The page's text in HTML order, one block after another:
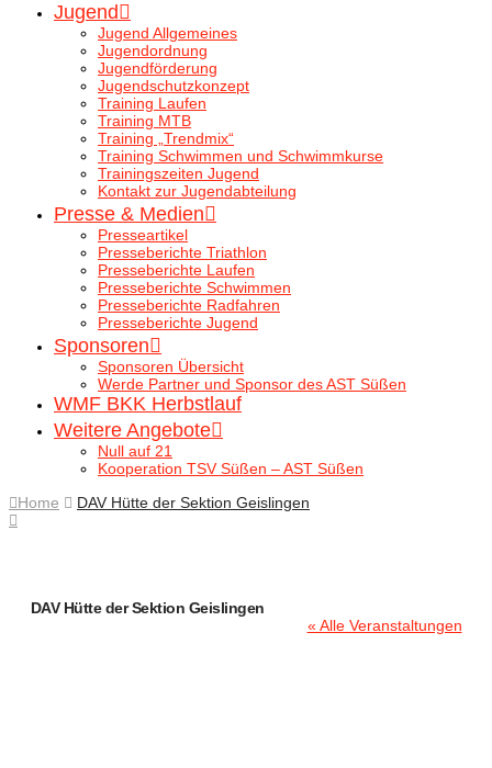
Jugend
Jugend Allgemeines
Jugendordnung
Jugendförderung
Jugendschutzkonzept
Training Laufen
Training MTB
Training „Trendmix“
Training Schwimmen und Schwimmkurse
Trainingszeiten Jugend
Kontakt zur Jugendabteilung
Presse & Medien
Presseartikel
Presseberichte Triathlon
Presseberichte Laufen
Presseberichte Schwimmen
Presseberichte Radfahren
Presseberichte Jugend
Sponsoren
Sponsoren Übersicht
Werde Partner und Sponsor des AST Süßen
WMF BKK Herbstlauf
Weitere Angebote
Null auf 21
Kooperation TSV Süßen – AST Süßen
Home
DAV Hütte der Sektion Geislingen
DAV Hütte der Sektion Geislingen
« Alle Veranstaltungen